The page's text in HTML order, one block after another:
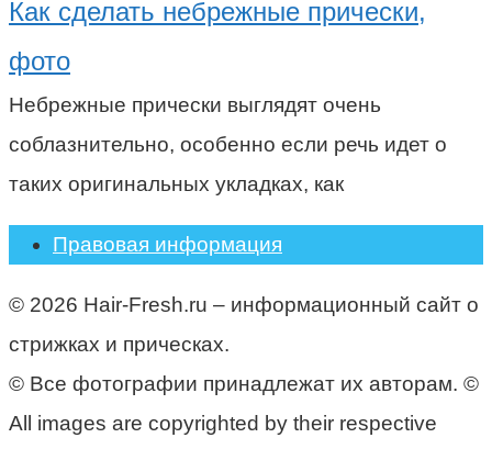
Как сделать небрежные прически,
фото
Небрежные прически выглядят очень
соблазнительно, особенно если речь идет о
таких оригинальных укладках, как
Правовая информация
© 2026 Hair-Fresh.ru – информационный сайт о
стрижках и прическах.
© Все фотографии принадлежат их авторам. ©
All images are copyrighted by their respective